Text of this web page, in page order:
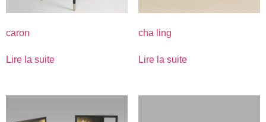
caron
Lire la suite
cha ling
Lire la suite